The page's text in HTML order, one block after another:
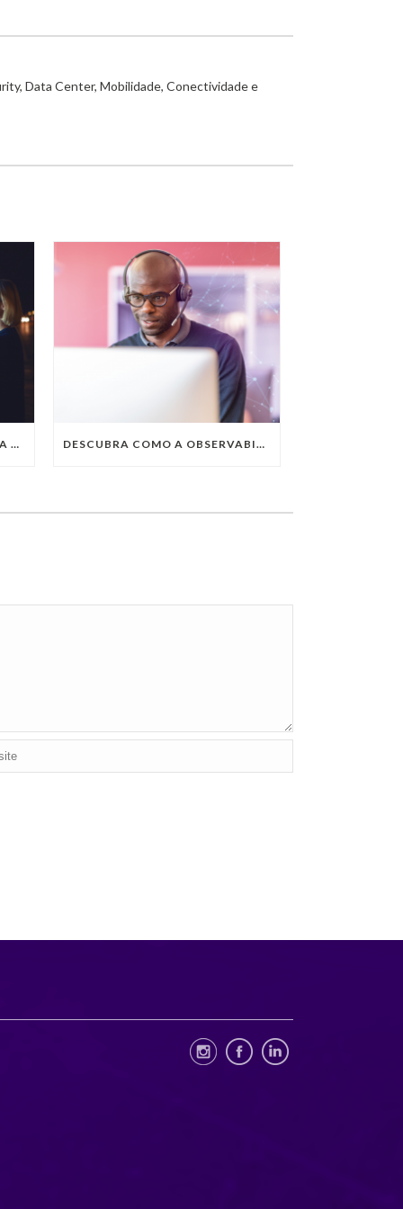
Data Center, Mobilidade, Conectividade e
QUAIS SÃO AS TENDÊNCIAS DA TECNOLOGIA DA INFORMAÇÃO PARA 2023? DESCUBRA COMO A OBSERVABILITY IMPULSIONA O SUCESSO DO SEU NEGÓCIO